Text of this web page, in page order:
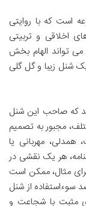
است که با روایتی
و تربیتی
می تواند الهام بخش
شنل زیبا و گل گلی
که صاحب این شنل
مجبور به تصمیم
مهربانی یا
هر یک نقشی در
مثال، ممکن است
از شنل
مثبت با شجاعت و